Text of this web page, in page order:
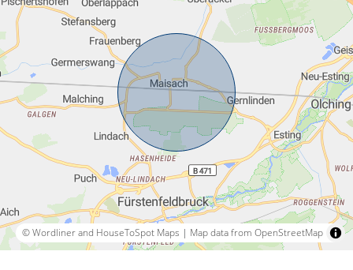
© Wordliner and HouseToSpot Maps | Map data from OpenStreetMap